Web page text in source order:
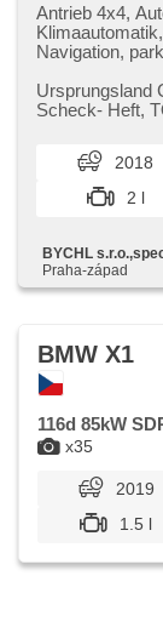
Antrieb 4x4,
Navigation,
System, USB,
Rücksitzbank,
Ursprungsland
Scheck​- Heft,​
2018
2 l
BYCHL
Praha-západ
x35
BMW X1
116d 85kW
2019
1.5 l